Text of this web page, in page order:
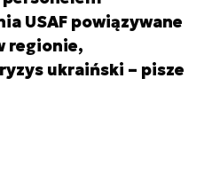
USAF powiązywane
regionie,
ukraiński – pisze